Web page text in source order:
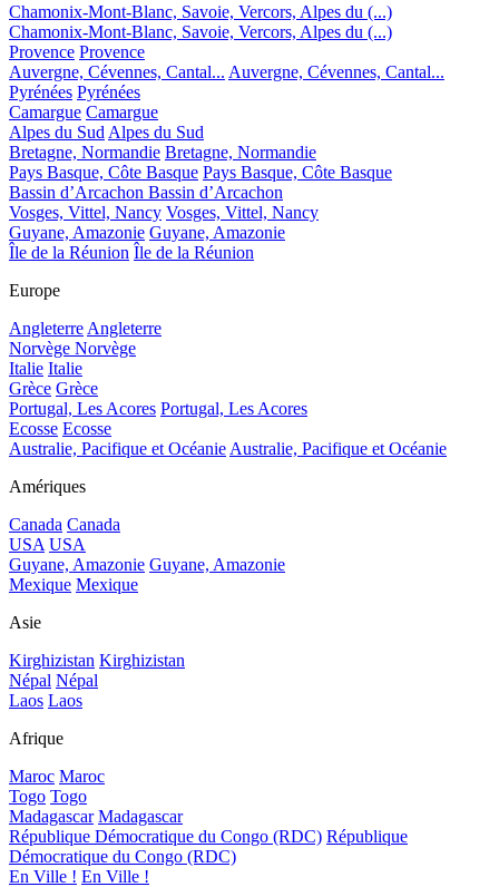
Chamonix-Mont-Blanc, Savoie, Vercors, Alpes du (...)
Chamonix-Mont-Blanc, Savoie, Vercors, Alpes du (...)
Provence Provence
Auvergne, Cévennes, Cantal... Auvergne, Cévennes, Cantal...
Pyrénées Pyrénées
Camargue Camargue
Alpes du Sud Alpes du Sud
Bretagne, Normandie Bretagne, Normandie
Pays Basque, Côte Basque Pays Basque, Côte Basque
Bassin d’Arcachon Bassin d’Arcachon
Vosges, Vittel, Nancy Vosges, Vittel, Nancy
Guyane, Amazonie Guyane, Amazonie
Île de la Réunion Île de la Réunion
Europe
Angleterre Angleterre
Norvège Norvège
Italie Italie
Grèce Grèce
Portugal, Les Acores Portugal, Les Acores
Ecosse Ecosse
Australie, Pacifique et Océanie Australie, Pacifique et Océanie
Amériques
Canada Canada
USA USA
Guyane, Amazonie Guyane, Amazonie
Mexique Mexique
Asie
Kirghizistan Kirghizistan
Népal Népal
Laos Laos
Afrique
Maroc Maroc
Togo Togo
Madagascar Madagascar
République Démocratique du Congo (RDC) République
Démocratique du Congo (RDC)
En Ville ! En Ville !